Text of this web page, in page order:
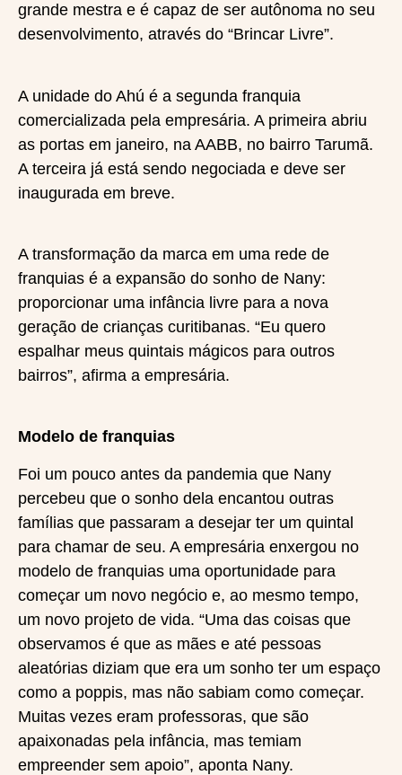
grande mestra e é capaz de ser autônoma no seu
desenvolvimento, através do “Brincar Livre”.
A unidade do Ahú é a segunda franquia
comercializada pela empresária. A primeira abriu
as portas em janeiro, na AABB, no bairro Tarumã.
A terceira já está sendo negociada e deve ser
inaugurada em breve.
A transformação da marca em uma rede de
franquias é a expansão do sonho de Nany:
proporcionar uma infância livre para a nova
geração de crianças curitibanas. “Eu quero
espalhar meus quintais mágicos para outros
bairros”, afirma a empresária.
Modelo de franquias
Foi um pouco antes da pandemia que Nany
percebeu que o sonho dela encantou outras
famílias que passaram a desejar ter um quintal
para chamar de seu. A empresária enxergou no
modelo de franquias uma oportunidade para
começar um novo negócio e, ao mesmo tempo,
um novo projeto de vida. “Uma das coisas que
observamos é que as mães e até pessoas
aleatórias diziam que era um sonho ter um espaço
como a poppis, mas não sabiam como começar.
Muitas vezes eram professoras, que são
apaixonadas pela infância, mas temiam
empreender sem apoio”, aponta Nany.